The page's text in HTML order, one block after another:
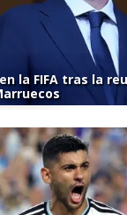
la FIFA tras la